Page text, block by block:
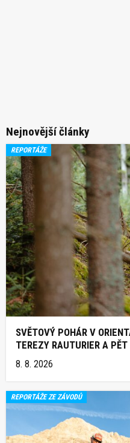
Nejnovější články
REPORTÁŽE
SVĚTOVÝ POHÁR V
TEREZY RAUTURIER A
8. 8. 2026
REPORTÁŽE ZE ZÁVODŮ